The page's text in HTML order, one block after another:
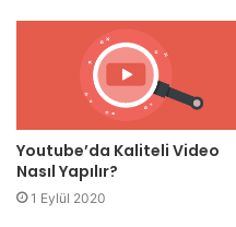
Youtube’da Kaliteli Video
Nasıl Yapılır?
1 Eylül 2020